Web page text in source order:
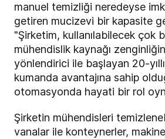
manuel temizliği neredeyse
getiren mucizevi bir kapasite
"Şirketim, kullanılabilecek çok
mühendislik kaynağı
yönlendirici ile başlayan 20-
kumanda avantajına sahip
otomasyonda hayati bir rol
Şirketin mühendisleri
vanalar ile konteynerler,